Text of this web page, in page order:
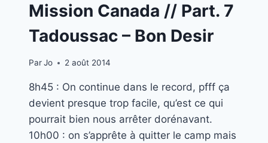
Mission Canada // Part. 7
Tadoussac – Bon Desir
ParJo 2 août 2014
8h45 : On continue dans le record, pfff ça
devient presque trop facile, qu’est ce qui
pourrait bien nous arrêter dorénavant.
10h00 : on s’apprête à quitter le camp mais